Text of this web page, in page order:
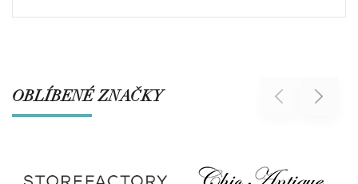
OBLÍBENÉ ZNAČKY Previous Next